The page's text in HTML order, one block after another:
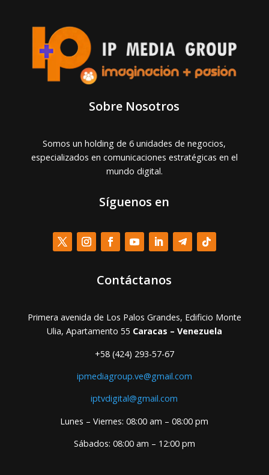
Sobre Nosotros
Somos un holding de 6 unidades de negocios,
especializados en comunicaciones estratégicas en el
mundo digital.
Síguenos en
Contáctanos
Primera avenida de Los Palos Grandes, Edificio Monte
Ulia, Apartamento 55 Caracas – Venezuela
+58 (424) 293-57-67
ipmediagroup.ve@gmail.com
iptvdigital@gmail.com
Lunes – Viernes: 08:00 am – 08:00 pm
Sábados: 08:00 am – 12:00 pm